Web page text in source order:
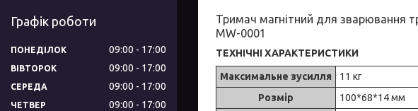
Тримач магнітний для зварювання
MW-0001
ТЕХНІЧНІ ХАРАКТЕРИСТИКИ
Максимальне зусилля
11 кг
Розмір
100*68*14 мм
Графік роботи
ПОНЕДІЛОК 09:00 17:00
ВІВТОРОК 09:00 17:00
СЕРЕДА 09:00 17:00
ЧЕТВЕР 09:00 17:00